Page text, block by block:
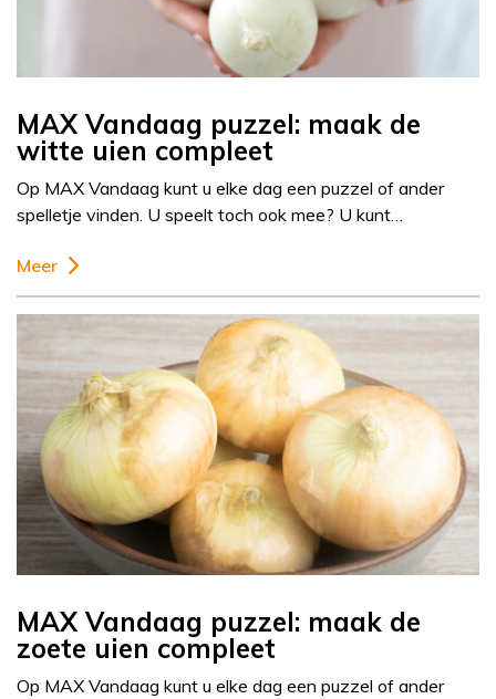
MAX Vandaag puzzel: maak de
witte uien compleet
Op MAX Vandaag kunt u elke dag een puzzel of ander
spelletje vinden. U speelt toch ook mee? U kunt…
Meer
MAX Vandaag puzzel: maak de
zoete uien compleet
Op MAX Vandaag kunt u elke dag een puzzel of ander